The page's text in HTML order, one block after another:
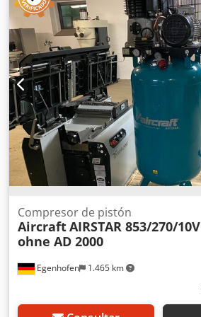
Egenhofen 1.465 km
Compresor de pistón
AircraftAIRSTAR 853/270/10V
ohne AD 2000